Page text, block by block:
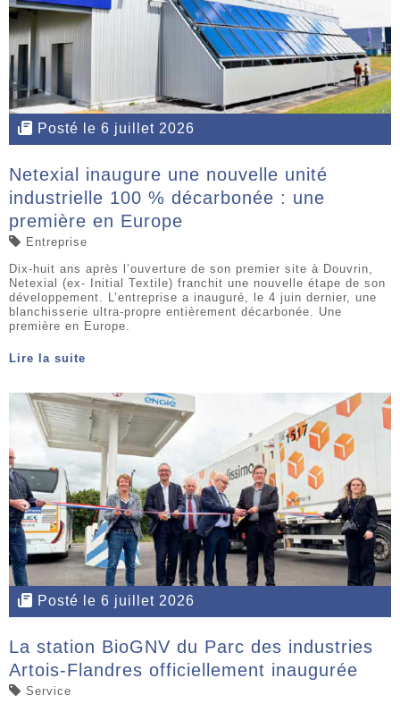
Posté le 6 juillet 2026
Netexial inaugure une nouvelle unité
industrielle 100 % décarbonée : une
première en Europe
Entreprise
Dix-huit ans après l’ouverture de son premier site à Douvrin,
Netexial (ex- Initial Textile) franchit une nouvelle étape de son
développement. L’entreprise a inauguré, le 4 juin dernier, une
blanchisserie ultra-propre entièrement décarbonée. Une
première en Europe.
Lire la suite
Posté le 6 juillet 2026
La station BioGNV du Parc des industries
Artois-Flandres officiellement inaugurée
Service